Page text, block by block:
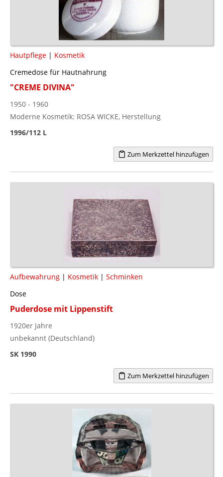
Hautpflege | Kosmetik
Cremedose für Hautnahrung
"CREME DIVINA"
1950 - 1960
Moderne Kosmetik: ROSA WICKE, Herstellung
1996/112 L
Zum Merkzettel hinzufügen
Aufbewahrung | Kosmetik | Schminken
Dose
Puderdose mit Lippenstift
1920er Jahre
unbekannt (Deutschland)
SK 1990
Zum Merkzettel hinzufügen